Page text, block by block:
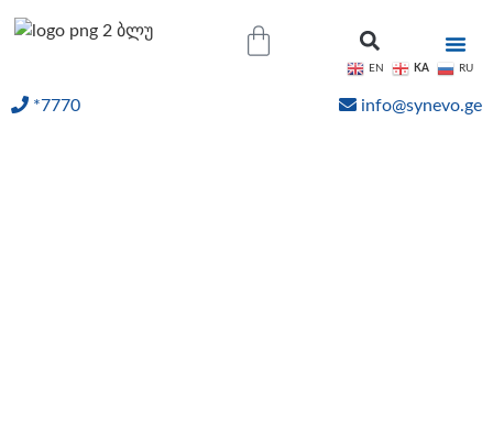
*7770 info@synevo.ge
EN KA RU